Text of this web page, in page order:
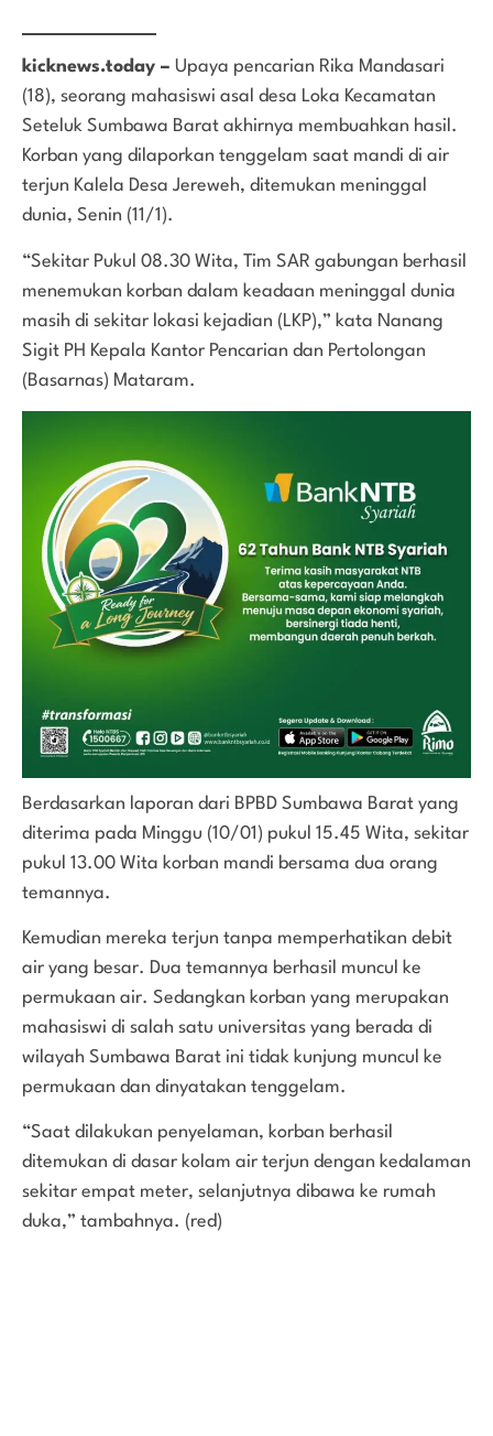
kicknews.today – Upaya pencarian Rika Mandasari
(18), seorang mahasiswi asal desa Loka Kecamatan
Seteluk Sumbawa Barat akhirnya membuahkan hasil.
Korban yang dilaporkan tenggelam saat mandi di air
terjun Kalela Desa Jereweh, ditemukan meninggal
dunia, Senin (11/1).
“Sekitar Pukul 08.30 Wita, Tim SAR gabungan berhasil
menemukan korban dalam keadaan meninggal dunia
masih di sekitar lokasi kejadian (LKP),” kata Nanang
Sigit PH Kepala Kantor Pencarian dan Pertolongan
(Basarnas) Mataram.
Berdasarkan laporan dari BPBD Sumbawa Barat yang
diterima pada Minggu (10/01) pukul 15.45 Wita, sekitar
pukul 13.00 Wita korban mandi bersama dua orang
temannya.
Kemudian mereka terjun tanpa memperhatikan debit
air yang besar. Dua temannya berhasil muncul ke
permukaan air. Sedangkan korban yang merupakan
mahasiswi di salah satu universitas yang berada di
wilayah Sumbawa Barat ini tidak kunjung muncul ke
permukaan dan dinyatakan tenggelam.
“Saat dilakukan penyelaman, korban berhasil
ditemukan di dasar kolam air terjun dengan kedalaman
sekitar empat meter, selanjutnya dibawa ke rumah
duka,” tambahnya. (red)